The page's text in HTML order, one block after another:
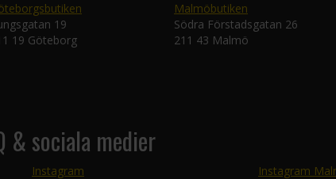
19
19 Göteborg
Malmöbutiken
Södra Förstadsgatan 26
211 43 Malmö
& sociala medier
Instagram
Instagram